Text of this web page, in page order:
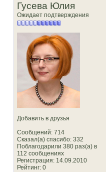
Гусева Юлия
Ожидает подтверждения
Добавить в друзья
Сообщений: 714
Сказал(а) спасибо: 332
Поблагодарили 380 раз(а) в
112 сообщениях
Регистрация: 14.09.2010
Рейтинг: 0